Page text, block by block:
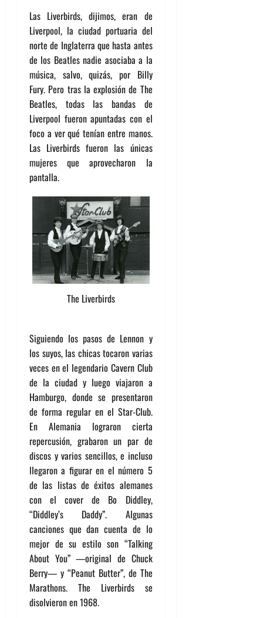
Las Liverbirds, dijimos, eran de
Liverpool, la ciudad portuaria del
norte de Inglaterra que hasta antes
de los Beatles nadie asociaba a la
música, salvo, quizás, por Billy
Fury. Pero tras la explosión de The
Beatles, todas las bandas de
Liverpool fueron apuntadas con el
foco a ver qué tenían entre manos.
Las Liverbirds fueron las únicas
mujeres que aprovecharon la
pantalla.
The Liverbirds
Siguiendo los pasos de Lennon y
los suyos, las chicas tocaron varias
veces en el legendario Cavern Club
de la ciudad y luego viajaron a
Hamburgo, donde se presentaron
de forma regular en el Star-Club.
En Alemania lograron cierta
repercusión, grabaron un par de
discos y varios sencillos, e incluso
llegaron a figurar en el número 5
de las listas de éxitos alemanes
con el cover de Bo Diddley,
“Diddley’s Daddy”. Algunas
canciones que dan cuenta de lo
mejor de su estilo son “Talking
About You” —original de Chuck
Berry— y “Peanut Butter”, de The
Marathons. The Liverbirds se
disolvieron en 1968.